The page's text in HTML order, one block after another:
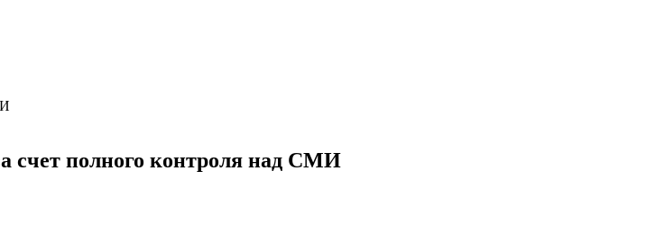
счет полного контроля над СМИ